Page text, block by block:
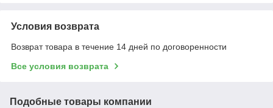
Условия возврата
Возврат товара в течение 14 дней по договоренности
Все условия возврата
Подобные товары компании